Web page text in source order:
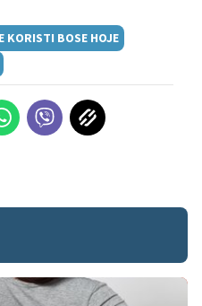
KORISTI BOSE HOJE